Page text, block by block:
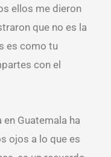
ellos me dieron
que no es la
es como tu
con el
Guatemala ha
ojos a lo que es